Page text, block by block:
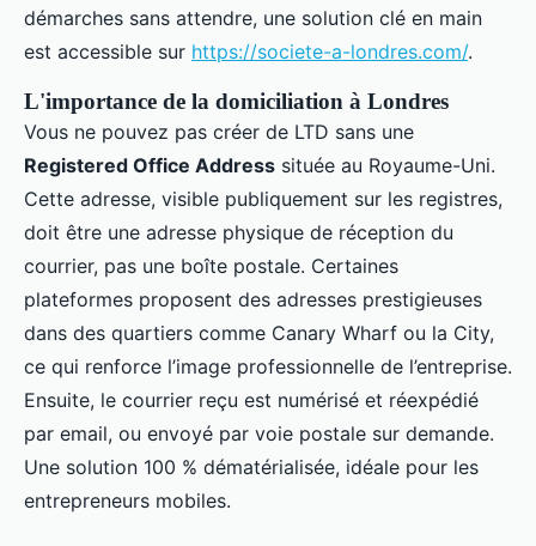
démarches sans attendre, une solution clé en main
est accessible sur https://societe-a-londres.com/.
L'importance de la domiciliation à Londres
Vous ne pouvez pas créer de LTD sans une
Registered Office Address située au Royaume-Uni.
Cette adresse, visible publiquement sur les registres,
doit être une adresse physique de réception du
courrier, pas une boîte postale. Certaines
plateformes proposent des adresses prestigieuses
dans des quartiers comme Canary Wharf ou la City,
ce qui renforce l’image professionnelle de l’entreprise.
Ensuite, le courrier reçu est numérisé et réexpédié
par email, ou envoyé par voie postale sur demande.
Une solution 100 % dématérialisée, idéale pour les
entrepreneurs mobiles.